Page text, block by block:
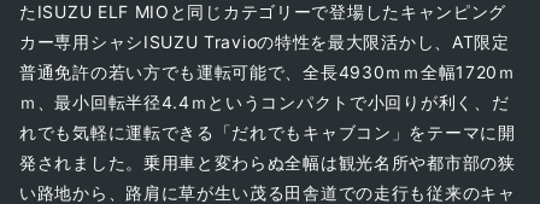
たISUZU ELF MIOと同じカテゴリーで登場したキャンピング
カー専用シャシISUZU Travioの特性を最大限活かし、AT限定
普通免許の若い方でも運転可能で、全長4930ｍｍ全幅1720ｍ
ｍ、最小回転半径4.4ｍというコンパクトで小回りが利く、だ
れでも気軽に運転できる「だれでもキャブコン」をテーマに開
発されました。乗用車と変わらぬ全幅は観光名所や都市部の狭
い路地から、路肩に草が生い茂る田舎道での走行も従来のキャ